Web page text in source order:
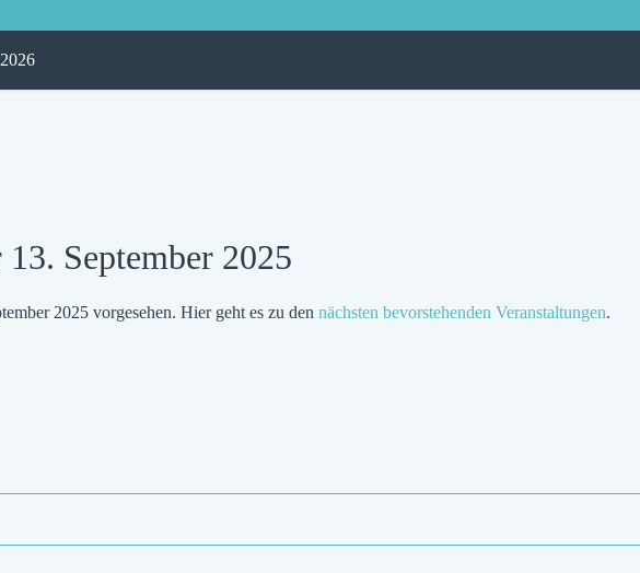
September 2025
2025 vorgesehen. Hier geht es zu den nächsten bevorstehenden Veranstaltungen.